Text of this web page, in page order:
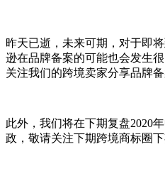
昨天已逝，未来可期，对于即
逊在品牌备案的可能也会发生
关注我们的跨境卖家分享品牌备
此外，我们将在下期复盘2020
政，敬请关注下期跨境商标圈下